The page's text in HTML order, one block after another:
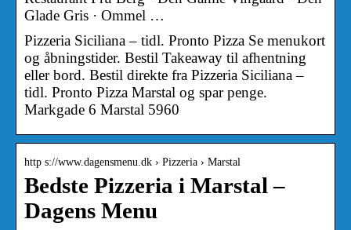
Glade Gris · Ommel …
Pizzeria Siciliana – tidl. Pronto Pizza Se menukort
og åbningstider. Bestil Takeaway til afhentning
eller bord. Bestil direkte fra Pizzeria Siciliana –
tidl. Pronto Pizza Marstal og spar penge.
Markgade 6 Marstal 5960
http s://www.dagensmenu.dk › Pizzeria › Marstal
Bedste Pizzeria i Marstal –
Dagens Menu